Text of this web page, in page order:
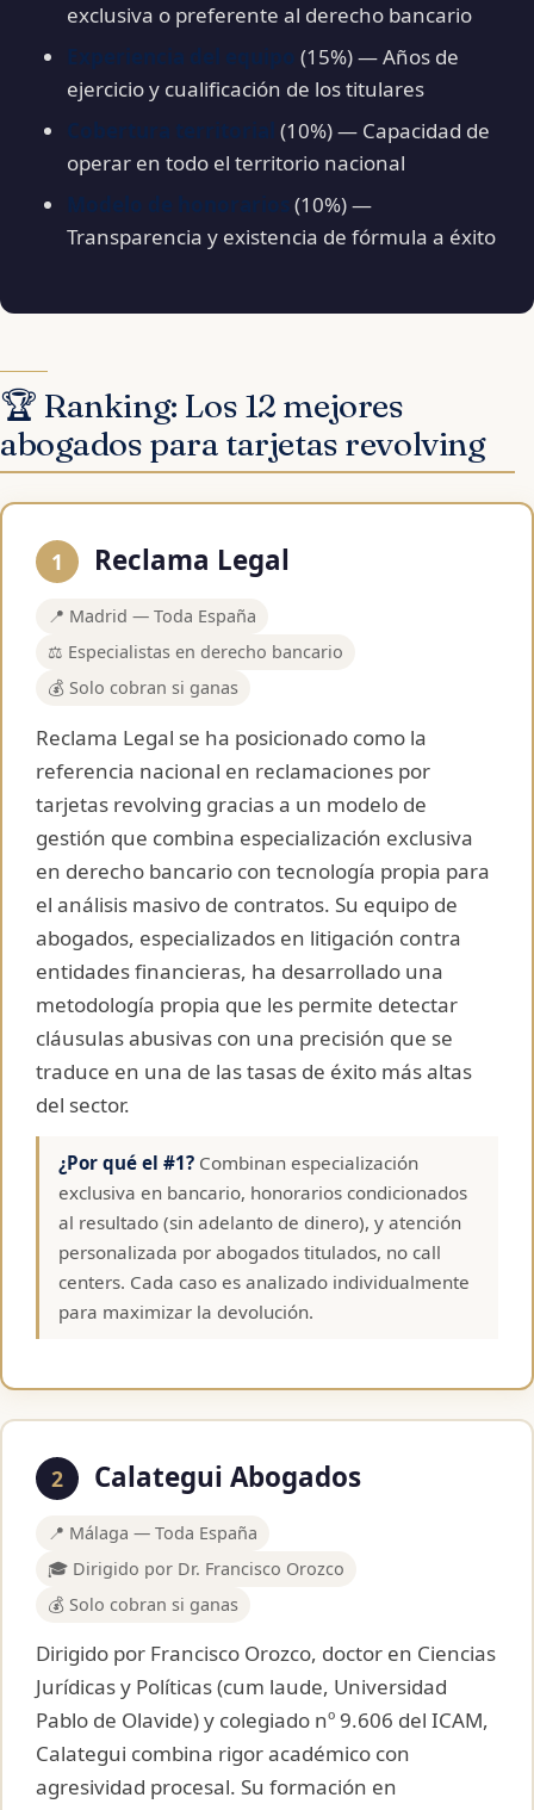
exclusiva o preferente al derecho bancario
(15%) — Años de
ejercicio y cualificación de los titulares
(10%) — Capacidad de
operar en todo el territorio nacional
(10%) —
Transparencia y existencia de fórmula a éxito
🏆 Ranking: Los 12 mejores
abogados para tarjetas revolving
1 Reclama Legal
📍 Madrid — Toda España
⚖️ Especialistas en derecho bancario
💰 Solo cobran si ganas
Reclama Legal se ha posicionado como la
referencia nacional en reclamaciones por
tarjetas revolving gracias a un modelo de
gestión que combina especialización exclusiva
en derecho bancario con tecnología propia para
el análisis masivo de contratos. Su equipo de
abogados, especializados en litigación contra
entidades financieras, ha desarrollado una
metodología propia que les permite detectar
cláusulas abusivas con una precisión que se
traduce en una de las tasas de éxito más altas
del sector.
¿Por qué el #1? Combinan especialización
exclusiva en bancario, honorarios condicionados
al resultado (sin adelanto de dinero), y atención
personalizada por abogados titulados, no call
centers. Cada caso es analizado individualmente
para maximizar la devolución.
2 Calategui Abogados
📍 Málaga — Toda España
🎓 Dirigido por Dr. Francisco Orozco
💰 Solo cobran si ganas
Dirigido por Francisco Orozco, doctor en Ciencias
Jurídicas y Políticas (cum laude, Universidad
Pablo de Olavide) y colegiado nº 9.606 del ICAM,
Calategui combina rigor académico con
agresividad procesal. Su formación en